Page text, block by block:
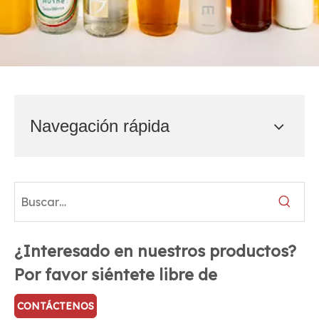
Navegación rápida
¿Interesado en nuestros productos?
Por favor siéntete libre de
CONTÁCTENOS